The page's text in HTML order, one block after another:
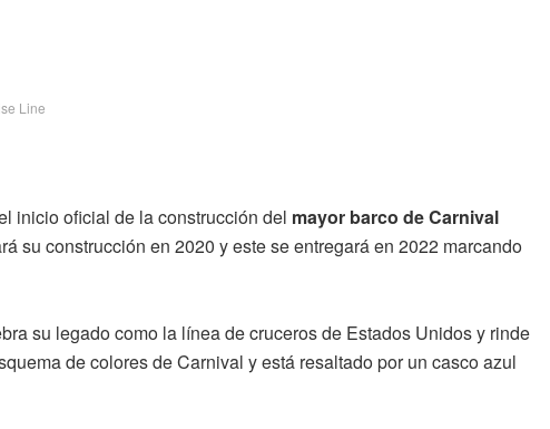
Line
inicio oficial de la construcción del mayor barco de Carnival
su construcción en 2020 y este se entregará en 2022 marcando
su legado como la línea de cruceros de Estados Unidos y rinde
de colores de Carnival y está resaltado por un casco azul